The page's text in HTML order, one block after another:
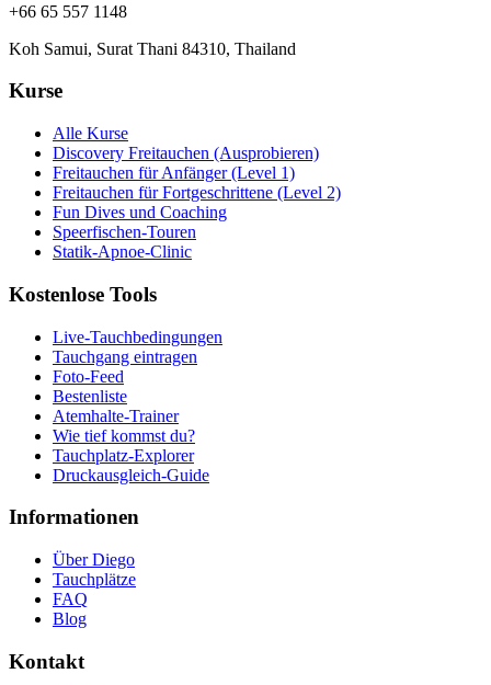
+66 65 557 1148
Koh Samui, Surat Thani 84310, Thailand
Kurse
Alle Kurse
Discovery Freitauchen (Ausprobieren)
Freitauchen für Anfänger (Level 1)
Freitauchen für Fortgeschrittene (Level 2)
Fun Dives und Coaching
Speerfischen-Touren
Statik-Apnoe-Clinic
Kostenlose Tools
Live-Tauchbedingungen
Tauchgang eintragen
Foto-Feed
Bestenliste
Atemhalte-Trainer
Wie tief kommst du?
Tauchplatz-Explorer
Druckausgleich-Guide
Informationen
Über Diego
Tauchplätze
FAQ
Blog
Kontakt